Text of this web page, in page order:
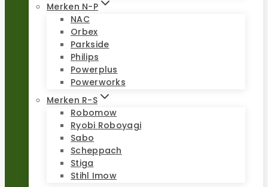
Merken N-P
NAC
Orbex
Parkside
Philips
Powerplus
Powerworks
Merken R-S
Robomow
Ryobi Roboyagi
Sabo
Scheppach
Stiga
Stihl Imow